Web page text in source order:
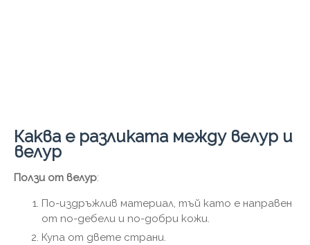
Каква е разликата между велур и
велур
Ползи от велур:
По-издръжлив материал, тъй като е направен
от по-дебели и по-добри кожи.
Купа от двете страни.